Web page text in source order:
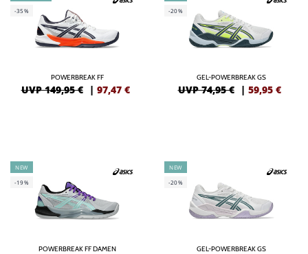
-35%
POWERBREAK FF
UVP 149,95 € | 97,47 €
-20%
GEL-POWERBREAK GS
UVP 74,95 € | 59,95 €
NEW
-19%
POWERBREAK FF DAMEN
NEW
-20%
GEL-POWERBREAK GS